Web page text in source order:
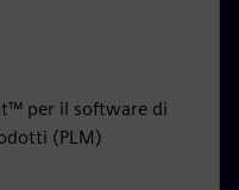
per il software di
(PLM)